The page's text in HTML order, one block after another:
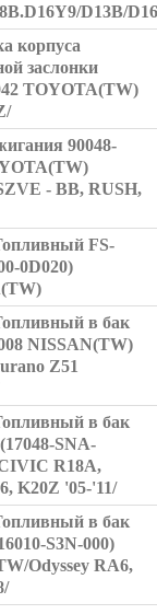
D13B/
корпуса
заслонки
TOYOTA(TW)
90048-
- BB, RUSH,
FS-
0D020)
в бак
NISSAN(TW)
Z51
в бак
SNA-
R18A,
K20Z '05-'11/
в бак
S3N-000)
Odyssey RA6,